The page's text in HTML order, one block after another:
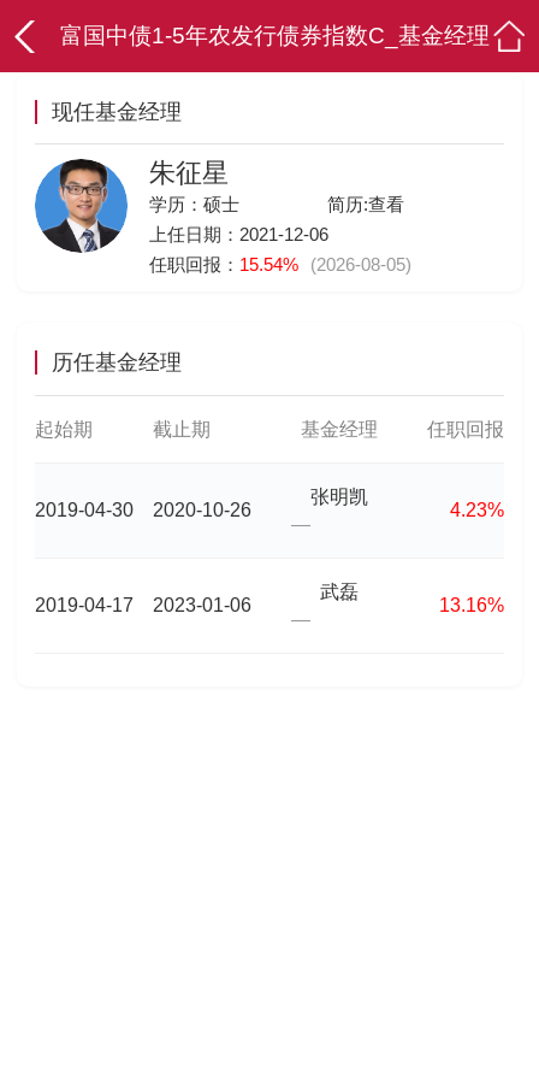
富国中债1-5年农发行债券指数C_基金经理
现任基金经理
朱征星
学历：硕士 简历:查看
上任日期：2021-12-06
任职回报： 15.54% (2026-08-05)
历任基金经理
起始期 截止期 基金经理 任职回报
2019-04-30 2020-10-26
张明凯
—
4.23%
2019-04-17 2023-01-06
武磊
—
13.16%